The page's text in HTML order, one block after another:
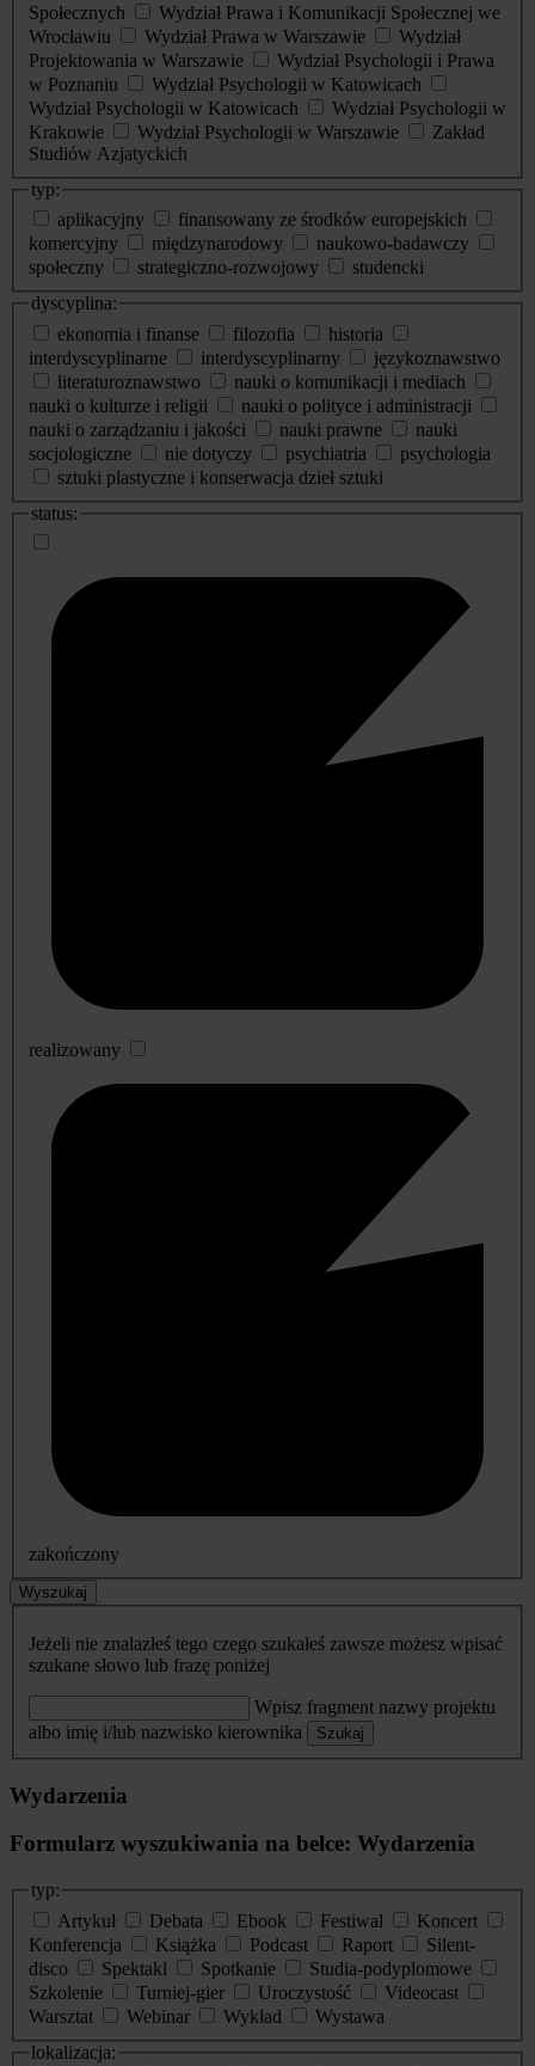
Społecznych
Wydział Prawa i Komunikacji Społecznej we
Wrocławiu
Wydział Prawa w Warszawie
Wydział
Projektowania w Warszawie
Wydział Psychologii i Prawa
w Poznaniu
Wydział Psychologii w Katowicach
Wydział Psychologii w Katowicach
Wydział Psychologii w
Krakowie
Wydział Psychologii w Warszawie
Zakład
Studiów Azjatyckich
typ:
aplikacyjny
finansowany ze środków europejskich
komercyjny
międzynarodowy
naukowo-badawczy
społeczny
strategiczno-rozwojowy
studencki
dyscyplina:
ekonomia i finanse
filozofia
historia
interdyscyplinarne
interdyscyplinarny
językoznawstwo
literaturoznawstwo
nauki o komunikacji i mediach
nauki o kulturze i religii
nauki o polityce i administracji
nauki o zarządzaniu i jakości
nauki prawne
nauki
socjologiczne
nie dotyczy psychiatria
psychologia
sztuki plastyczne i konserwacja dzieł sztuki
status:
realizowany
zakończony
Wyszukaj
Jeżeli nie znalazłeś tego czego szukałeś zawsze możesz wpisać
szukane słowo lub frazę poniżej
Wpisz fragment nazwy projektu
albo imię i/lub nazwisko kierownika
Szukaj
Wydarzenia
Formularz wyszukiwania na belce: Wydarzenia
typ:
Artykuł
Debata Ebook Festiwal
Koncert
Konferencja
Książka Podcast Raport
Silent-
disco
Spektakl Spotkanie
Studia-podyplomowe
Szkolenie
Turniej-gier Uroczystość
Videocast
Warsztat
Webinar Wykład
Wystawa
lokalizacja: